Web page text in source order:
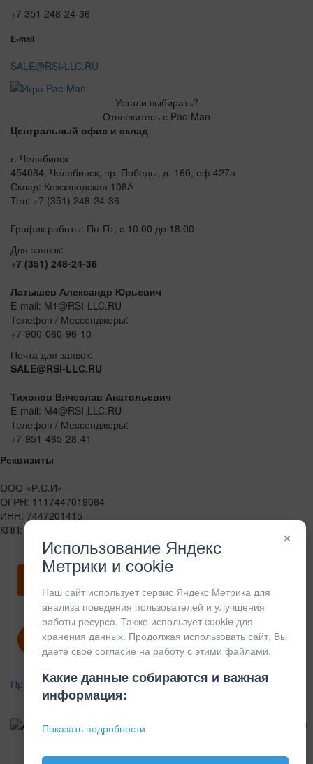
+7 351 248-24-36
E-mail
SALE@RSI-LLC.RU
Устали выбирать?
Отвлекитесь с Pac-Man
Центральный офис и склад
г. Челябинск
454084, Челябинск, пр. Победы, д. 160, оф 427а
Склад: Кожзаводская 108А
Тел: +7 (351) 248-24-36
График работы: Пн-Пт, с 10.00 до 18.00
Для заявок:
+7 (351) 248-24-36
Латышев Александр Юрьевич
E-mail: M1@RSI-LLC.RU
Телефон / Мессенджеры:
+7-900-060-96-10
Почта для заявок:
SALE@RSI-LLC.RU
Тихонов Вячеслав Анатольевич
E-mail: M4@RSI-LLC.RU
Телефон / Мессенджеры:
+7-951-465-28-41
Реквизиты
ООО «Р.С.И»
ОГРН: 1117447019084
ИНН: 7447201415
КПП: 744701001
Скачать карточку предприятия
Политика конфиденциальности
Правила возврата
КОНСТРУКЦИОННЫЙ
×
Использование Яндекс
Метрики и cookie
Наш сайт использует сервис Яндекс Метрика для
анализа поведения пользователей и улучшения
работы ресурса. Также использует cookie для
хранения данных. Продолжая использовать сайт, Вы
даете свое согласие на работу с этими файлами.
Какие данные собираются и важная
информация:
Показать подробности